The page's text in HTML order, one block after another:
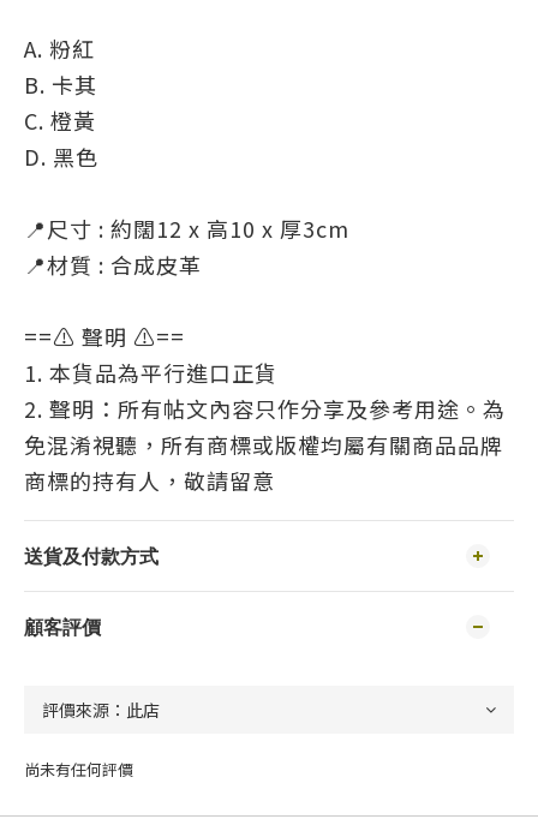
A. 粉紅
B. 卡其
C. 橙黃
D. 黑色
📍尺寸 : 約闊12 x 高10 x 厚3cm
📍材質 : 合成皮革
==⚠️ 聲明 ⚠️==
1. 本貨品為平行進口正貨
2. 聲明：所有帖文內容只作分享及參考用途。為
免混淆視聽，所有商標或版權均屬有關商品品牌
商標的持有人，敬請留意
送貨及付款方式
顧客評價
尚未有任何評價